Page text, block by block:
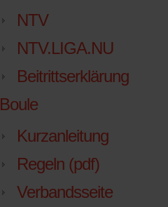
NTV
NTV.LIGA.NU
Beitrittserklärung
Boule
Kurzanleitung
Regeln (pdf)
Verbandsseite